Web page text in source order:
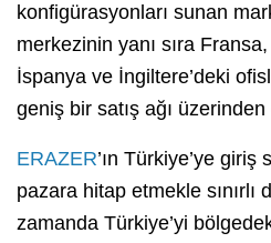
konfigürasyonları sunan
merkezinin yanı sıra
İspanya ve İngiltere’deki
geniş bir satış ağı
ERAZER’ın Türkiye’ye
pazara hitap etmekle sınırlı
zamanda Türkiye’yi